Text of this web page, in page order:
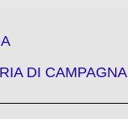
DI CAMPAGNA